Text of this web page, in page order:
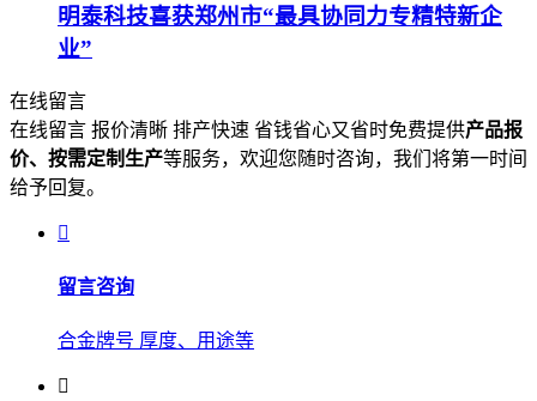
明泰科技喜获郑州市“最具协同力专精特新企
业”
在线留言
在线留言 报价清晰 排产快速 省钱省心又省时免费提供产品报
价、按需定制生产等服务，欢迎您随时咨询，我们将第一时间
给予回复。
留言咨询
合金牌号 厚度、用途等